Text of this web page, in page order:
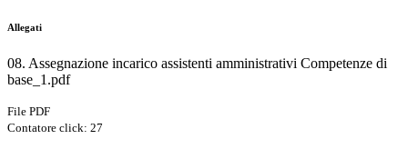
Allegati
08. Assegnazione incarico assistenti amministrativi Competenze di
base_1.pdf
File PDF
Contatore click: 27